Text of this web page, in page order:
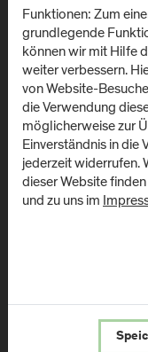
Urstein Süd 1
A-5412Puch/
Anfahrt & Kontakt
Campus
(Uniklinikum
Müllner Hauptstraße
Funktionen: Zum
grundlegende
können wir mit Hilfe
weiter verbessern.
von Website-
die Verwendung
möglicherweise zur
Einverständnis in die
jederzeit widerrufen.
dieser Website
und zu uns im